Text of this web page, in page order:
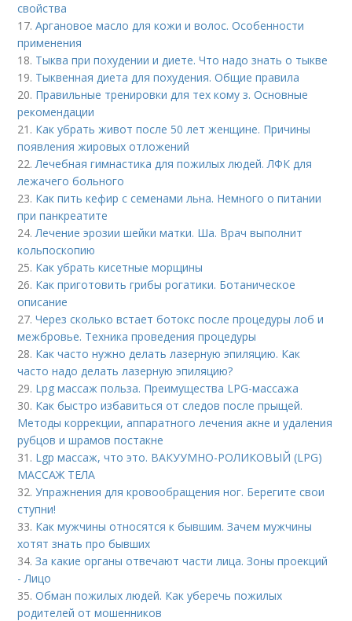
свойства
17.Аргановое масло для кожи и волос. Особенности
применения
18. Тыква при похудении и диете. Что надо знать о тыкве
19. Тыквенная диета для похудения. Общие правила
20. Правильные тренировки для тех кому з. Основные
рекомендации
21. Как убрать живот после 50 лет женщине. Причины
появления жировых отложений
22.Лечебная гимнастика для пожилых людей. ЛФК для
лежачего больного
23. Как пить кефир с семенами льна. Немного о питании
при панкреатите
24.Лечение эрозии шейки матки. Ша. Врач выполнит
кольпоскопию
25. Как убрать кисетные морщины
26. Как приготовить грибы рогатики. Ботаническое
описание
27.Через сколько встает ботокс после процедуры лоб и
межбровье. Техника проведения процедуры
28. Как часто нужно делать лазерную эпиляцию. Как
часто надо делать лазерную эпиляцию?
29. Lpg массаж польза. Преимущества LPG-массажа
30. Как быстро избавиться от следов после прыщей.
Методы коррекции, аппаратного лечения акне и удаления
рубцов и шрамов постакне
31. Lgp массаж, что это. ВАКУУМНО-РОЛИКОВЫЙ (LPG)
МАССАЖ ТЕЛА
32.Упражнения для кровообращения ног. Берегите свои
ступни!
33. Как мужчины относятся к бывшим. Зачем мужчины
хотят знать про бывших
34.За какие органы отвечают части лица. Зоны проекций
- Лицо
35.Обман пожилых людей. Как уберечь пожилых
родителей от мошенников